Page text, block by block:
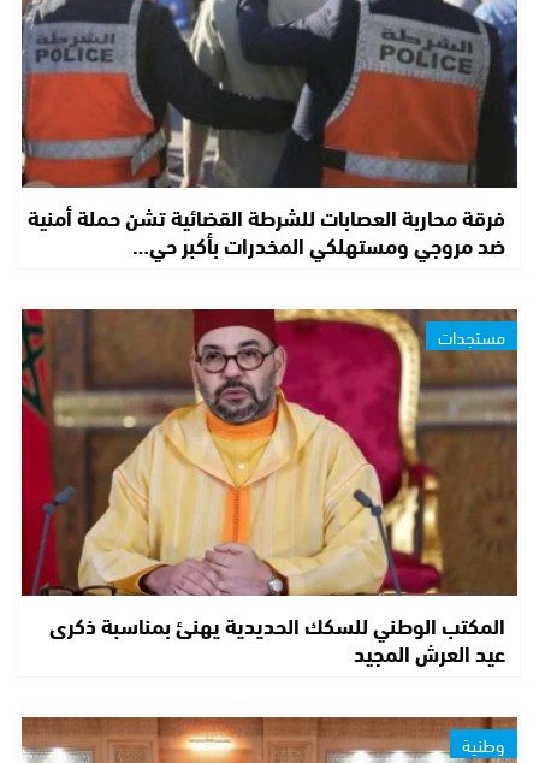
فرقة محاربة العصابات للشرطة القضائية تشن حملة أمنية
ضد مروجي ومستهلكي المخدرات بأكبر حي…
مستجدات
المكتب الوطني للسكك الحديدية يهنئ بمناسبة ذكرى
عيد العرش المجيد
وطنية